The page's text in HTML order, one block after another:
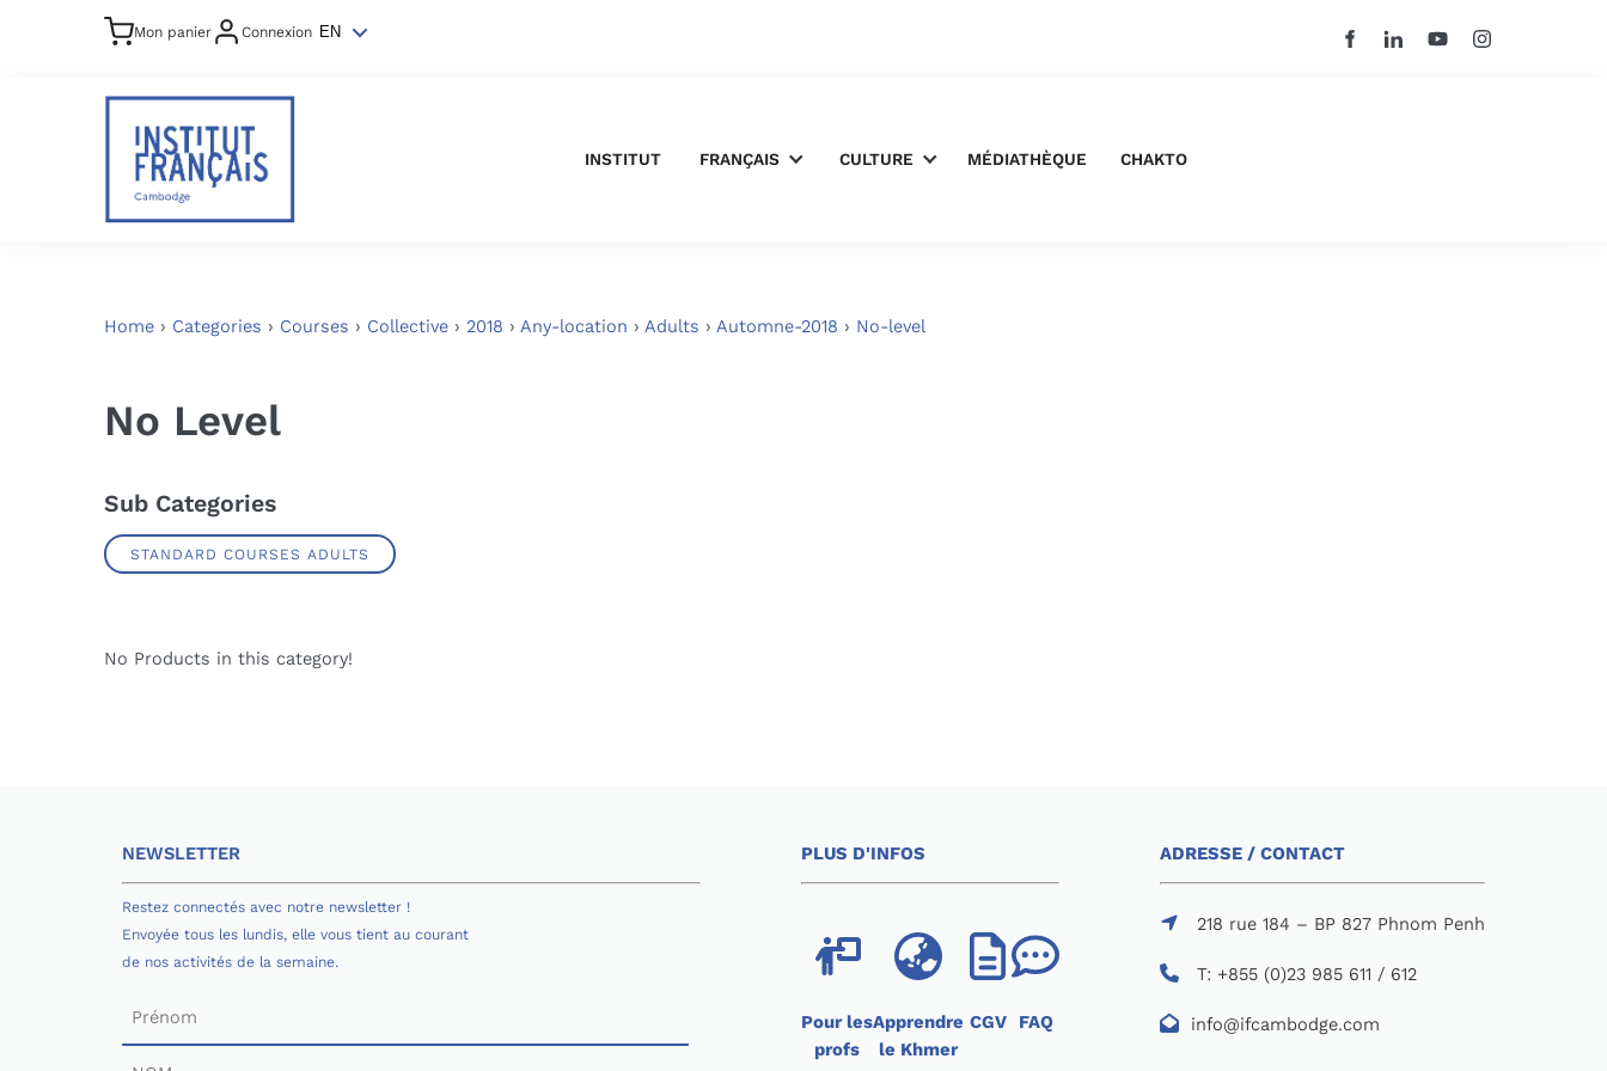
Mon panier Connexion EN
INSTITUT FRANÇAIS CULTURE MÉDIATHÈQUE CHAKTO
Home › Categories › Courses › Collective › 2018 › Any-location › Adults › Automne-2018 › No-level
No Level
Sub Categories
STANDARD COURSES ADULTS
No Products in this category!
NEWSLETTER
Restez connectés avec notre newsletter !
Envoyée tous les lundis, elle vous tient au courant
de nos activités de la semaine.
PLUS D'INFOS
Pour les
profs
Apprendre
le Khmer
CGV FAQ
ADRESSE / CONTACT
218 rue 184 – BP 827 Phnom Penh
T: +855 (0)23 985 611 / 612
info@ifcambodge.com